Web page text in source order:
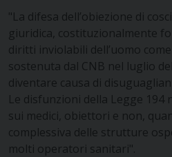
"La difesa dell’obiezione di
giuridica, costituzionalmente
diritti inviolabili dell’uomo
sostenuta dal CNB nel luglio
diventare causa di
Le disfunzioni della Legge
sui medici, obiettori e non,
complessiva delle strutture
molti operatori sanitari".